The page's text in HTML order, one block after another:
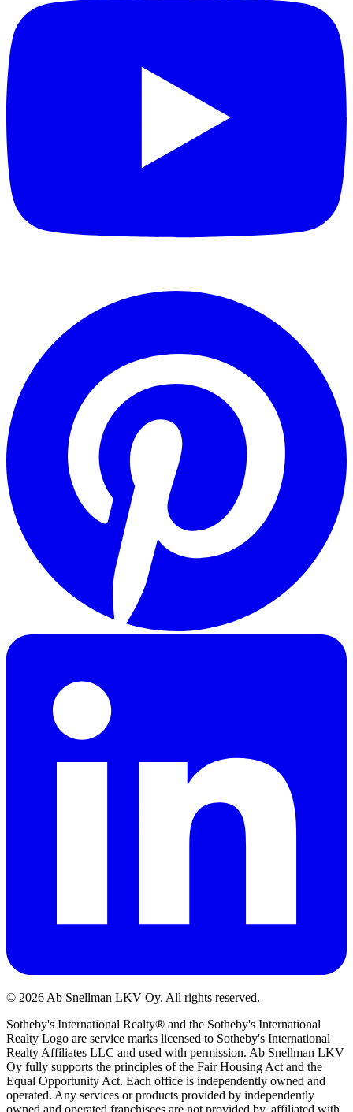
© 2026 Ab Snellman LKV Oy. All rights reserved.
Sotheby's International Realty® and the Sotheby's International
Realty Logo are service marks licensed to Sotheby's International
Realty Affiliates LLC and used with permission. Ab Snellman LKV
Oy fully supports the principles of the Fair Housing Act and the
Equal Opportunity Act. Each office is independently owned and
operated. Any services or products provided by independently
owned and operated franchisees are not provided by, affiliated with